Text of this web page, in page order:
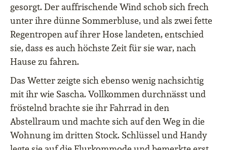
gesorgt. Der auffrischende Wind schob sich frech
unter ihre dünne Sommerbluse, und als zwei fette
Regentropen auf ihrer Hose landeten, entschied
sie, dass es auch höchste Zeit für sie war, nach
Hause zu fahren.
Das Wetter zeigte sich ebenso wenig nachsichtig
mit ihr wie Sascha. Vollkommen durchnässt und
fröstelnd brachte sie ihr Fahrrad in den
Abstellraum und machte sich auf den Weg in die
Wohnung im dritten Stock. Schlüssel und Handy